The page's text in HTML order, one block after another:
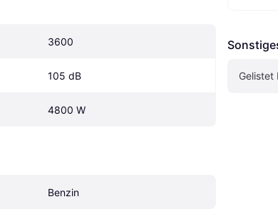
3600
105 dB
4800 W
Benzin
Gelistet